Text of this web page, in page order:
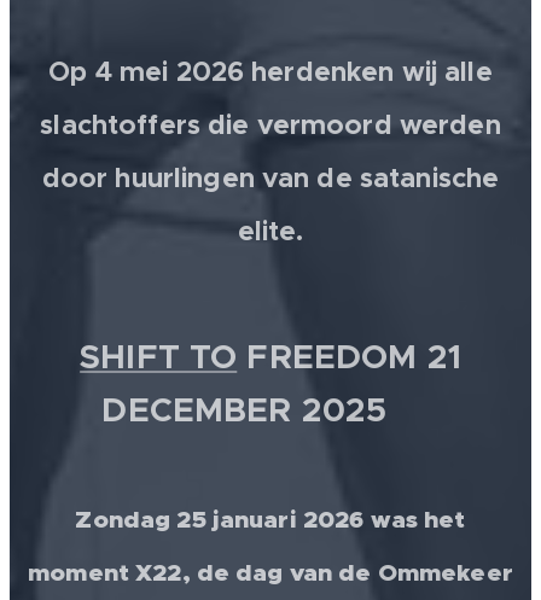
Op 4 mei 2026 herdenken wij alle
slachtoffers die vermoord werden
door huurlingen van de satanische
elite.
SHIFT TO FREEDOM 21
DECEMBER 2025 💫
Zondag 25 januari 2026 was het
moment X22, de dag van de Ommekeer